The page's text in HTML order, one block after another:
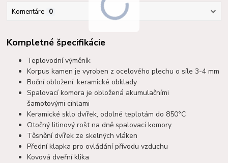
Komentáre 0
Kompletné špecifikácie
Teplovodní výměník
Korpus kamen je vyroben z ocelového plechu o síle 3-4 mm
Boční obložení: keramické obklady
Spalovací komora je obložená akumulačními
šamotovýmicihlami
Keramické sklo dvířek, odolné teplotám do 850°C
Otočný litinový rošt na dně spalovací komory
Těsnění dvířek ze skelných vláken
Přední klapka pro ovládání přívodu vzduchu
Kovová dveřní klika